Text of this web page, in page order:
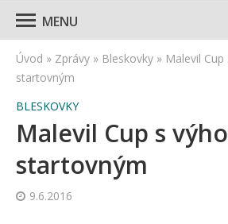
MENU
Úvod » Zprávy » Bleskovky » Malevil
startovným
BLESKOVKY
Malevil Cup s
startovným
9.6.2016